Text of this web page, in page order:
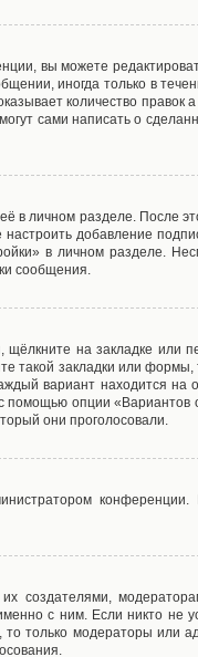
вы можете
иногда только в
количество правок
сами написать о
в личном разделе. После
добавление
в личном разделе.
сообщения.
щёлкните на закладке или
такой закладки или
вариант находится на
помощью опции
они проголосовали.
создателями,
с ним. Если никто не
только модераторы или